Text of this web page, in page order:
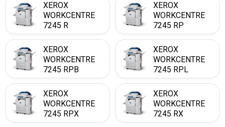
XEROX
WORKCENTRE
7245 R
XEROX
WORKCENTRE
7245 RP
XEROX
WORKCENTRE
7245 RPB
XEROX
WORKCENTRE
7245 RPL
XEROX
WORKCENTRE
7245 RPX
XEROX
WORKCENTRE
7245 RX